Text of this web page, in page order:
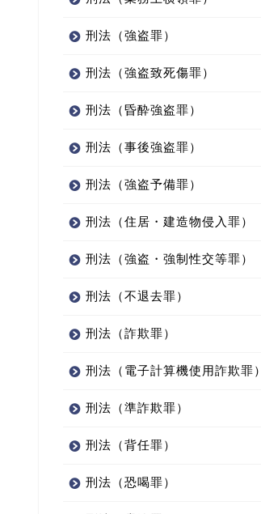
刑法（強盗罪）
刑法（強盗致死傷罪）
刑法（昏酔強盗罪）
刑法（事後強盗罪）
刑法（強盗予備罪）
刑法（住居・建造物侵入罪）
刑法（強盗・強制性交等罪）
刑法（不退去罪）
刑法（詐欺罪）
刑法（電子計算機使用詐欺罪）
刑法（準詐欺罪）
刑法（背任罪）
刑法（恐喝罪）